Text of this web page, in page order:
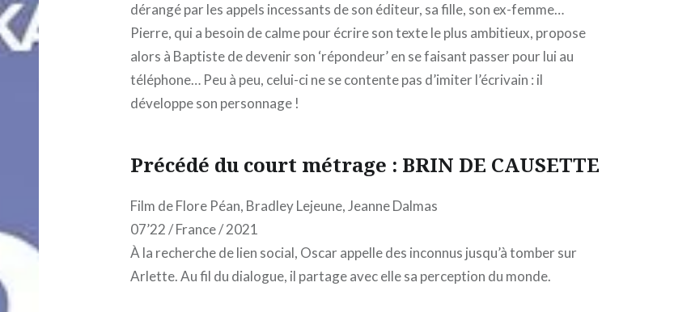
dérangé par les appels incessants de son éditeur, sa fille, son ex-femme…
Pierre, qui a besoin de calme pour écrire son texte le plus ambitieux, propose
alors à Baptiste de devenir son ‘répondeur’ en se faisant passer pour lui au
téléphone… Peu à peu, celui-ci ne se contente pas d’imiter l’écrivain : il
développe son personnage !
Précédé du court métrage : BRIN DE CAUSETTE
Film de Flore Péan, Bradley Lejeune, Jeanne Dalmas
07’22 / France / 2021
À la recherche de lien social, Oscar appelle des inconnus jusqu’à tomber sur
Arlette. Au fil du dialogue, il partage avec elle sa perception du monde.